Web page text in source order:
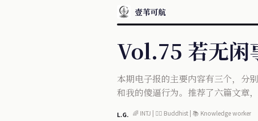
壹苇可航
Vol.75 若无闲
本期电子报的主要内容有三个，
和我的傻逼行为。推荐了六篇文章
L.G. 🌈 INTJ | 🧘‍♂️ Buddhist | 📚 Knowledge worker